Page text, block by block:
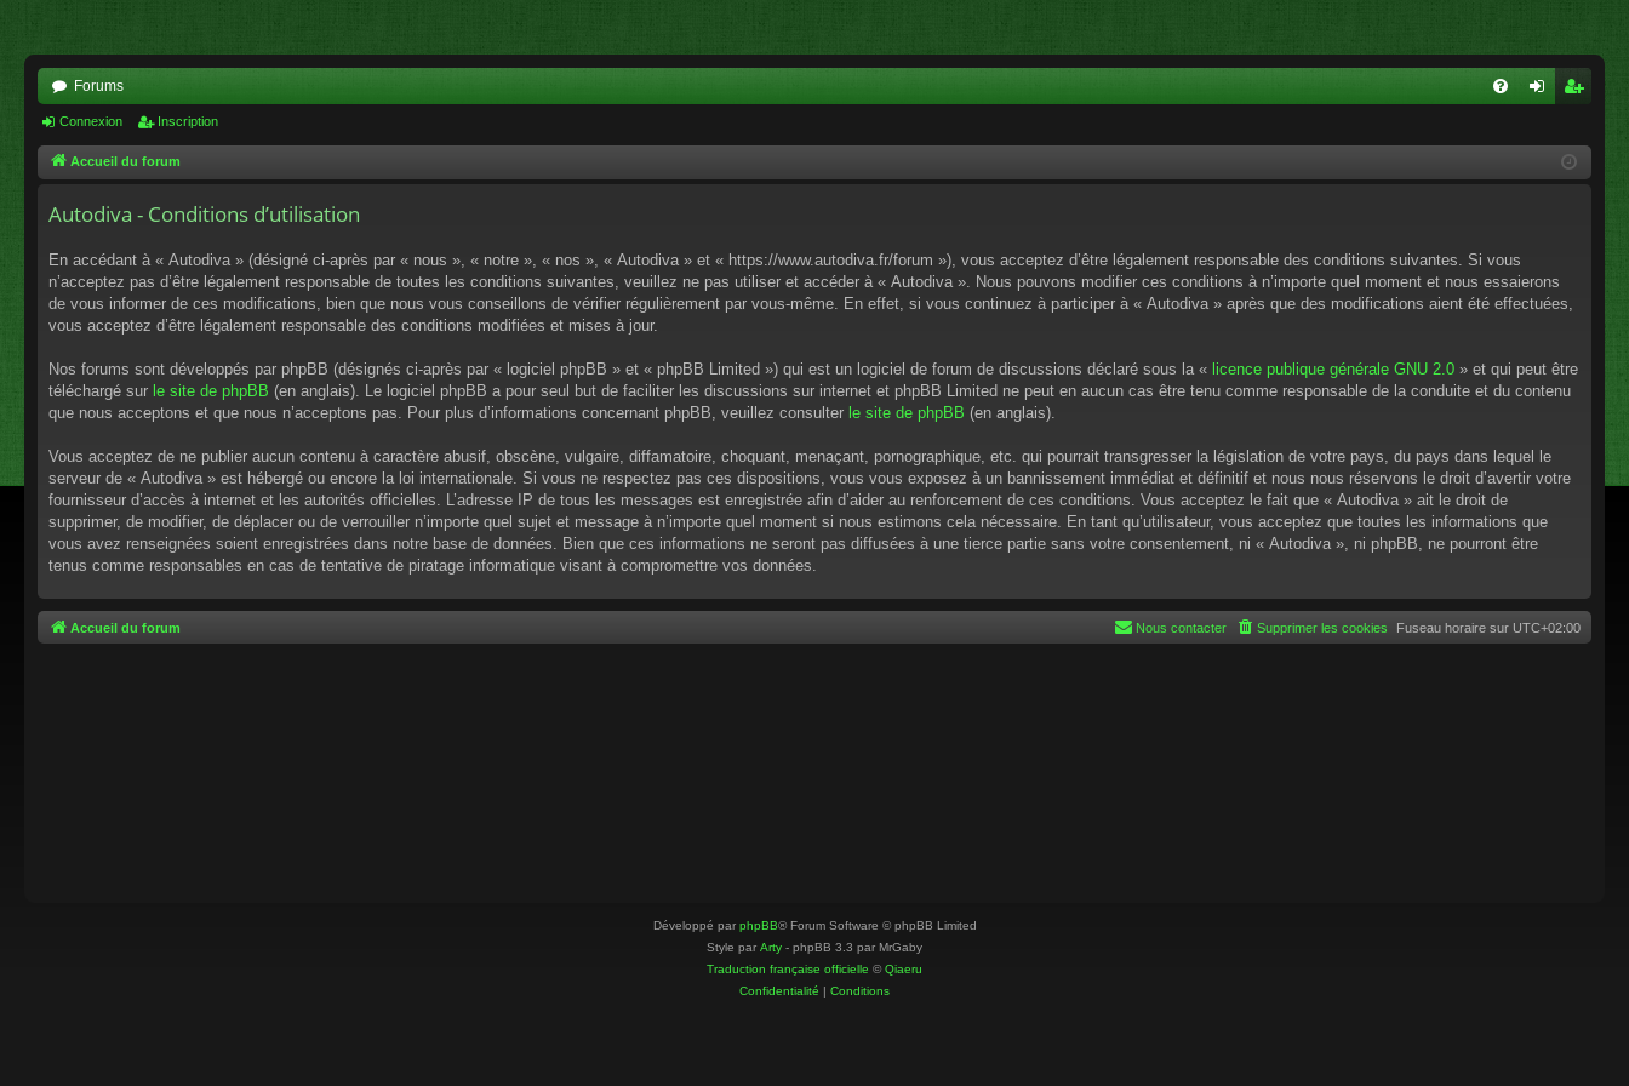
Forums
cri
Connexion Inscription
Accueil du forum
Autodiva - Conditions d’utilisation
En accédant à « Autodiva » (désigné ci-après par « nous », « notre », « nos », « Autodiva » et « https://www.autodiva.fr/forum »), vous acceptez d’être légalement responsable des conditions suivantes. Si vous
n’acceptez pas d’être légalement responsable de toutes les conditions suivantes, veuillez ne pas utiliser et accéder à « Autodiva ». Nous pouvons modifier ces conditions à n’importe quel moment et nous essaierons
de vous informer de ces modifications, bien que nous vous conseillons de vérifier régulièrement par vous-même. En effet, si vous continuez à participer à « Autodiva » après que des modifications aient été effectuées,
vous acceptez d’être légalement responsable des conditions modifiées et mises à jour.
Nos forums sont développés par phpBB (désignés ci-après par « logiciel phpBB » et « phpBB Limited ») qui est un logiciel de forum de discussions déclaré sous la « licence publique générale GNU 2.0 » et qui peut être
téléchargé sur le site de phpBB (en anglais). Le logiciel phpBB a pour seul but de faciliter les discussions sur internet et phpBB Limited ne peut en aucun cas être tenu comme responsable de la conduite et du contenu
que nous acceptons et que nous n’acceptons pas. Pour plus d’informations concernant phpBB, veuillez consulter le site de phpBB (en anglais).
Vous acceptez de ne publier aucun contenu à caractère abusif, obscène, vulgaire, diffamatoire, choquant, menaçant, pornographique, etc. qui pourrait transgresser la législation de votre pays, du pays dans lequel le
serveur de « Autodiva » est hébergé ou encore la loi internationale. Si vous ne respectez pas ces dispositions, vous vous exposez à un bannissement immédiat et définitif et nous nous réservons le droit d’avertir votre
fournisseur d’accès à internet et les autorités officielles. L’adresse IP de tous les messages est enregistrée afin d’aider au renforcement de ces conditions. Vous acceptez le fait que « Autodiva » ait le droit de
supprimer, de modifier, de déplacer ou de verrouiller n’importe quel sujet et message à n’importe quel moment si nous estimons cela nécessaire. En tant qu’utilisateur, vous acceptez que toutes les informations que
vous avez renseignées soient enregistrées dans notre base de données. Bien que ces informations ne seront pas diffusées à une tierce partie sans votre consentement, ni « Autodiva », ni phpBB, ne pourront être
tenus comme responsables en cas de tentative de piratage informatique visant à compromettre vos données.
Accueil du forum Fuseau horaire sur UTC+02:00
Supprimer les cookies
Nous contacter
Développé par phpBB® Forum Software © phpBB Limited
Style par Arty - phpBB 3.3 par MrGaby
Traduction française officielle ©Qiaeru
Confidentialité | Conditions